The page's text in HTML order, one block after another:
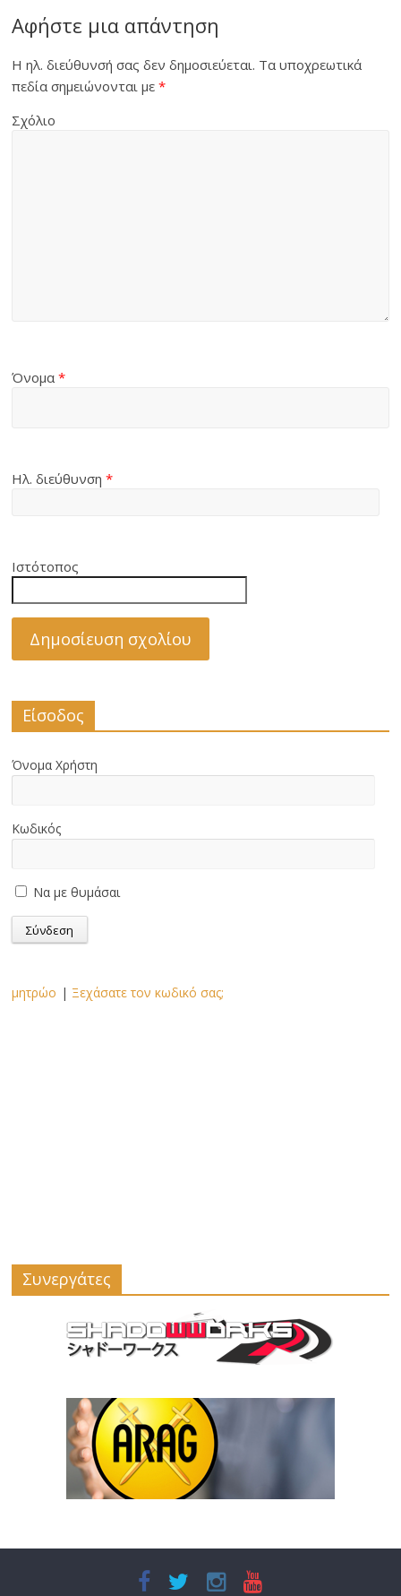
Αφήστε μια απάντηση
Η ηλ. διεύθυνσή σας δεν δημοσιεύεται. Τα υποχρεωτικά
πεδία σημειώνονται με*
Σχόλιο
Όνομα*
Ηλ. διεύθυνση*
Ιστότοπος
Είσοδος
Όνομα Χρήστη
Κωδικός
Να με θυμάσαι
μητρώο | Ξεχάσατε τον κωδικό σας;
Συνεργάτες